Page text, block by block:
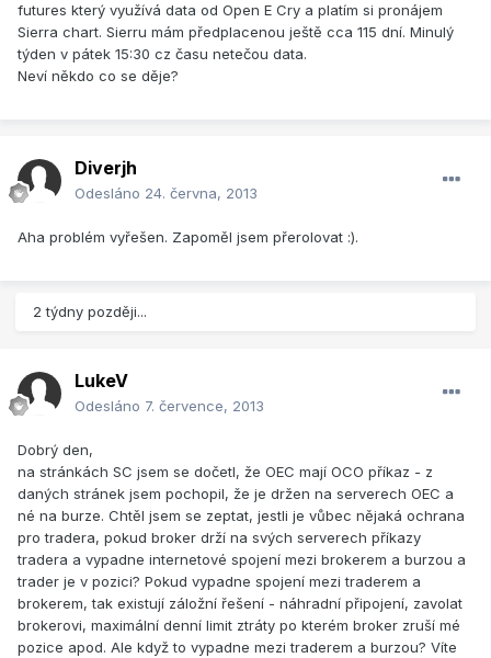
futures který využívá data od Open E Cry a platím si pronájem
Sierra chart. Sierru mám předplacenou ještě cca 115 dní. Minulý
týden v pátek 15:30 cz času netečou data.
Neví někdo co se děje?
Diverjh
Odesláno 24. června, 2013
Aha problém vyřešen. Zapoměl jsem přerolovat :).
2 týdny později...
LukeV
Odesláno 7. července, 2013
Dobrý den,
na stránkách SC jsem se dočetl, že OEC mají OCO příkaz - z
daných stránek jsem pochopil, že je držen na serverech OEC a
né na burze. Chtěl jsem se zeptat, jestli je vůbec nějaká ochrana
pro tradera, pokud broker drží na svých serverech příkazy
tradera a vypadne internetové spojení mezi brokerem a burzou a
trader je v pozici? Pokud vypadne spojení mezi traderem a
brokerem, tak existují záložní řešení - náhradní připojení, zavolat
brokerovi, maximální denní limit ztráty po kterém broker zruší mé
pozice apod. Ale když to vypadne mezi traderem a burzou? Víte